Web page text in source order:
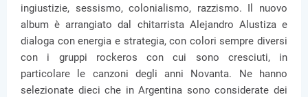
ingiustizie, sessismo, colonialismo, razzismo. Il nuovo
album è arrangiato dal chitarrista Alejandro Alustiza e
dialoga con energia e strategia, con colori sempre diversi
con i gruppi rockeros con cui sono cresciuti, in
particolare le canzoni degli anni Novanta. Ne hanno
selezionate dieci che in Argentina sono considerate dei